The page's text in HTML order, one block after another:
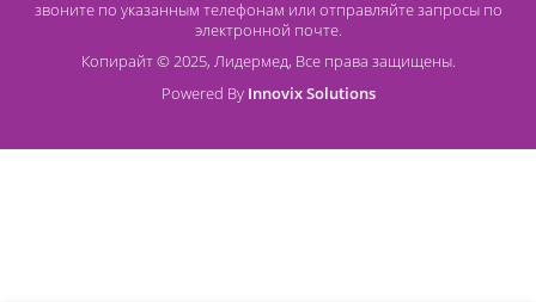
O нас Производители
Социальная деятельность
Оснащение кабинетов
Часто задаваемые вопросы
Отзывы